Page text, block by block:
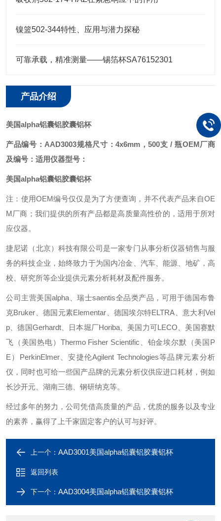
镍篮502-344特性、应用与潜力探秘
可靠承载，精准测量——锡箔杯SA76152301
产品介绍
美国alpha铝囊铝胶囊铝杯
产品编号：AAD3003规格尺寸：4x6mm，500支 / 瓶OEM厂商
及编号： 适用仪器型号：
美国alpha铝囊铝胶囊铝杯
注：使用OEM编号仅仅是为了方便查询，并不代表产品来自OE
M厂商；我们提供的所有产品都是高质量高性价的，适用于所对
应仪器。
捷尼诺（北京）科技有限公司是一家专门从事分析仪器销售与服
务的科技企业，始终致力于为国内冶金、汽车、能源、地矿，高
校、研究所等企业提供元素分析耗材及配件服务。
公司主营美国alpha、瑞士saentis全品类产品，可用于德国布鲁
克Bruker、德国元素Elementar、德国埃尔特ELTRA、意大利Vel
p、德国Gerhardt、日本堀厂Horiba、美国力可LECO、美国赛默
飞（美国热电）Thermo Fisher Scientific、铂金埃尔默（美国P
E）PerkinElmer、安捷伦Agilent Technologies等品牌元素分析
仪，同时也可给一些国产品牌的元素分析仪供应进口耗材，例如
长沙开元、湖南三德、钢研纳克等。
经过多年的努力，公司凭借高质量的产品，优质的服务以及专业
的素养，赢得了上千家固定客户的认可与好评。
上一个： AAD3001美国alpha铝囊铝胶囊铝杯
返回列表
下一个： AAD3004美国alpha铝囊铝胶囊铝杯